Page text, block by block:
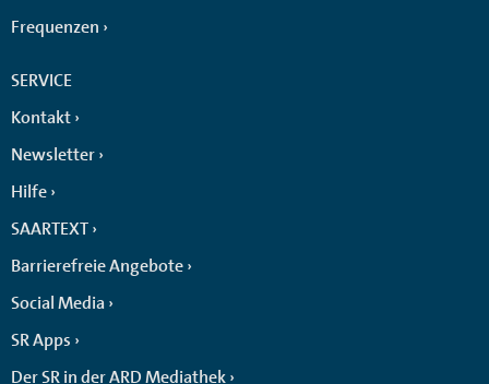
Frequenzen
SERVICE
Kontakt
Newsletter
Hilfe
SAARTEXT
Barrierefreie Angebote
Social Media
SR Apps
Der SR in der ARD Mediathek